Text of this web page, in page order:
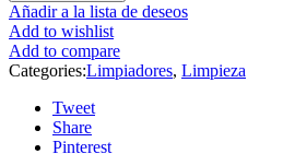
Añadir a la lista de deseos
Add to wishlist
Add to compare
Categories:Limpiadores, Limpieza
Tweet
Share
Pinterest